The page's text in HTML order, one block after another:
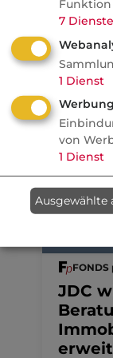
Politik
Anzeige
dvb
Ein
JDC
7 Dienste
1 Dienst
Werbung
von
1 Dienst
Ausgewählte